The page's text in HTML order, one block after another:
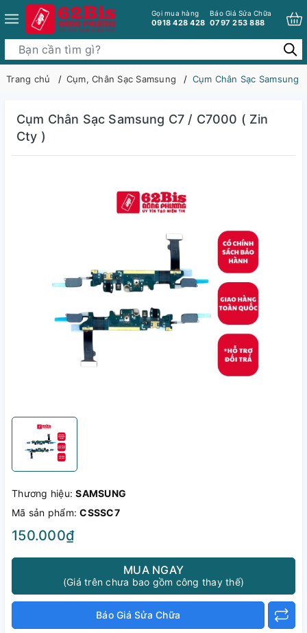
Gọi mua hàng
0918 428 428
Báo Giá Sửa Chữa
0797 253 888
Trang chủ Cụm, Chân Sạc Samsung Cụm Chân Sạc Samsung
Cụm Chân Sạc Samsung C7 / C7000 ( Zin
Cty )
Thương hiệu:SAMSUNG
Mã sản phẩm:CSSSC7
150.000₫
MUA NGAY
(Giá trên chưa bao gồm công thay thế)
Báo Giá Sửa Chữa